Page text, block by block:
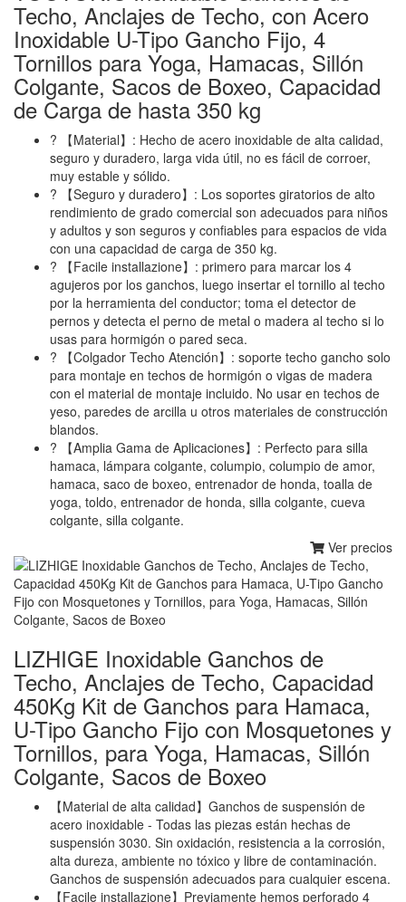
Techo, Anclajes de Techo, con Acero
Inoxidable U-Tipo Gancho Fijo, 4
Tornillos para Yoga, Hamacas, Sillón
Colgante, Sacos de Boxeo, Capacidad
de Carga de hasta 350 kg
? 【Material】: Hecho de acero inoxidable de alta calidad,
seguro y duradero, larga vida útil, no es fácil de corroer,
muy estable y sólido.
? 【Seguro y duradero】: Los soportes giratorios de alto
rendimiento de grado comercial son adecuados para niños
y adultos y son seguros y confiables para espacios de vida
con una capacidad de carga de 350 kg.
? 【Facile installazione】: primero para marcar los 4
agujeros por los ganchos, luego insertar el tornillo al techo
por la herramienta del conductor; toma el detector de
pernos y detecta el perno de metal o madera al techo si lo
usas para hormigón o pared seca.
? 【Colgador Techo Atención】: soporte techo gancho solo
para montaje en techos de hormigón o vigas de madera
con el material de montaje incluido. No usar en techos de
yeso, paredes de arcilla u otros materiales de construcción
blandos.
? 【Amplia Gama de Aplicaciones】: Perfecto para silla
hamaca, lámpara colgante, columpio, columpio de amor,
hamaca, saco de boxeo, entrenador de honda, toalla de
yoga, toldo, entrenador de honda, silla colgante, cueva
colgante, silla colgante.
Ver precios
LIZHIGE Inoxidable Ganchos de
Techo, Anclajes de Techo, Capacidad
450Kg Kit de Ganchos para Hamaca,
U-Tipo Gancho Fijo con Mosquetones y
Tornillos, para Yoga, Hamacas, Sillón
Colgante, Sacos de Boxeo
【Material de alta calidad】Ganchos de suspensión de
acero inoxidable - Todas las piezas están hechas de
suspensión 3030. Sin oxidación, resistencia a la corrosión,
alta dureza, ambiente no tóxico y libre de contaminación.
Ganchos de suspensión adecuados para cualquier escena.
【Facile installazione】Previamente hemos perforado 4